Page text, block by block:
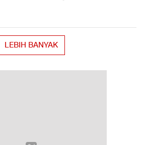
LEBIH BANYAK